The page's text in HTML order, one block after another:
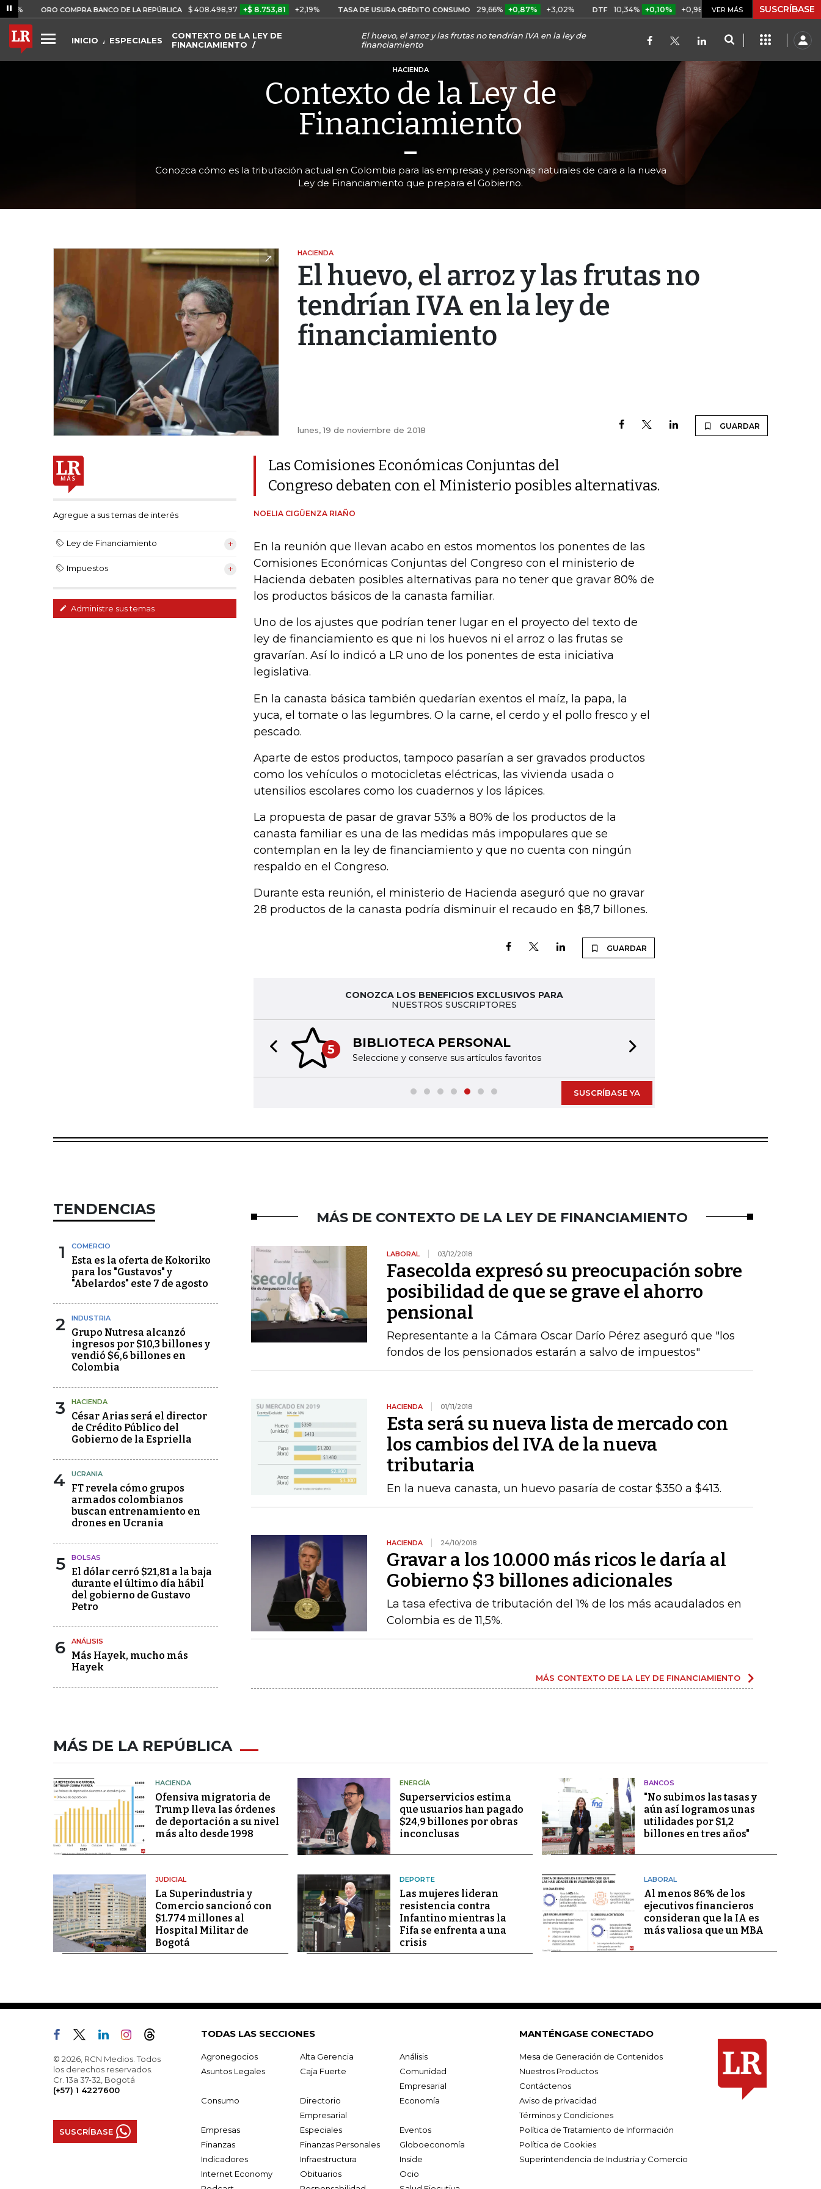
ORO COMPRA BANCO DE LA REPÚBLICA $ 408.498,97 +$ 8.753,81 +2,19% TASA DE USURA CRÉDITO CONSUMO 29,66% +0,87% +3,02% DTF 10,34% +0,10% +0,98% UVR $ 416,86 +$ 0,05 +0,01%
VER MÁS SUSCRÍBASE
INICIO ESPECIALES
CONTEXTO DE LA LEY DE
FINANCIAMIENTO
El huevo, el arroz y las frutas no tendrían IVA en la ley de
financiamiento
HACIENDA
Contexto de la Ley de
Financiamiento
Conozca cómo es la tributación actual en Colombia para las empresas y personas naturales de cara a la nueva
Ley de Financiamiento que prepara el Gobierno.
HACIENDA
El huevo, el arroz y las frutas no
tendrían IVA en la ley de
financiamiento
lunes, 19 de noviembre de 2018 GUARDAR
Agregue a sus temas de interés
Ley de Financiamiento
Impuestos
Administre sus temas
Las Comisiones Económicas Conjuntas del
Congreso debaten con el Ministerio posibles alternativas.
NOELIA CIGÜENZA RIAÑO
En la reunión que llevan acabo en estos momentos los ponentes de las
Comisiones Económicas Conjuntas del Congreso con el ministerio de
Hacienda debaten posibles alternativas para no tener que gravar 80% de
los productos básicos de la canasta familiar.
Uno de los ajustes que podrían tener lugar en el proyecto del texto de
ley de financiamiento es que ni los huevos ni el arroz o las frutas se
gravarían. Así lo indicó a LR uno de los ponentes de esta iniciativa
legislativa.
En la canasta básica también quedarían exentos el maíz, la papa, la
yuca, el tomate o las legumbres. O la carne, el cerdo y el pollo fresco y el
pescado.
Aparte de estos productos, tampoco pasarían a ser gravados productos
como los vehículos o motocicletas eléctricas, las vivienda usada o
utensilios escolares como los cuadernos y los lápices.
La propuesta de pasar de gravar 53% a 80% de los productos de la
canasta familiar es una de las medidas más impopulares que se
contemplan en la ley de financiamiento y que no cuenta con ningún
respaldo en el Congreso.
Durante esta reunión, el ministerio de Hacienda aseguró que no gravar
28 productos de la canasta podría disminuir el recaudo en $8,7 billones.
GUARDAR
CONOZCA LOS BENEFICIOS EXCLUSIVOS PARA
NUESTROS SUSCRIPTORES
5 BIBLIOTECA PERSONAL
Seleccione y conserve sus artículos favoritos
Previous slide
SUSCRÍBASE YA
TENDENCIAS
1 COMERCIO
Esta es la oferta de Kokoriko
para los "Gustavos" y
"Abelardos" este 7 de agosto
2 INDUSTRIA
Grupo Nutresa alcanzó
ingresos por $10,3 billones y
vendió $6,6 billones en
Colombia
3 HACIENDA
César Arias será el director
de Crédito Público del
Gobierno de la Espriella
4 UCRANIA
FT revela cómo grupos
armados colombianos
buscan entrenamiento en
drones en Ucrania
5 BOLSAS
El dólar cerró $21,81 a la baja
durante el último día hábil
del gobierno de Gustavo
Petro
6 ANÁLISIS
Más Hayek, mucho más
Hayek
MÁS DE CONTEXTO DE LA LEY DE FINANCIAMIENTO
LABORAL 03/12/2018
Fasecolda expresó su preocupación sobre
posibilidad de que se grave el ahorro
pensional
Representante a la Cámara Oscar Darío Pérez aseguró que "los
fondos de los pensionados estarán a salvo de impuestos"
HACIENDA 01/11/2018
Esta será su nueva lista de mercado con
los cambios del IVA de la nueva
tributaria
En la nueva canasta, un huevo pasaría de costar $350 a $413.
HACIENDA 24/10/2018
Gravar a los 10.000 más ricos le daría al
Gobierno $3 billones adicionales
La tasa efectiva de tributación del 1% de los más acaudalados en
Colombia es de 11,5%.
MÁS CONTEXTO DE LA LEY DE FINANCIAMIENTO
MÁS DE LA REPÚBLICA
HACIENDA
Ofensiva migratoria de
Trump lleva las órdenes
de deportación a su nivel
más alto desde 1998
ENERGÍA
Superservicios estima
que usuarios han pagado
$24,9 billones por obras
inconclusas
BANCOS
"No subimos las tasas y
aún así logramos unas
utilidades por $1,2
billones en tres años"
JUDICIAL
La Superindustria y
Comercio sancionó con
$1.774 millones al
Hospital Militar de
Bogotá
DEPORTE
Las mujeres lideran
resistencia contra
Infantino mientras la
Fifa se enfrenta a una
crisis
LABORAL
Al menos 86% de los
ejecutivos financieros
consideran que la IA es
más valiosa que un MBA
© 2026, RCN Medios. Todos
los derechos reservados.
Cr. 13a 37-32, Bogotá
(+57) 1 4227600
SUSCRÍBASE
TODAS LAS SECCIONES
Agronegocios Alta Gerencia
Análisis
Asuntos Legales
Caja Fuerte
Comunidad
Empresarial
Consumo
Directorio
Empresarial
Economía
Empresas Especiales
Eventos
Finanzas
Finanzas Personales
Globoeconomía
Indicadores
Infraestructura
Inside
Internet Economy
Obituarios
Ocio
MANTÉNGASE CONECTADO
Mesa de Generación de Contenidos
Nuestros Productos
Contáctenos
Aviso de privacidad
Términos y Condiciones
Política de Tratamiento de Información
Política de Cookies
Superintendencia de Industria y Comercio